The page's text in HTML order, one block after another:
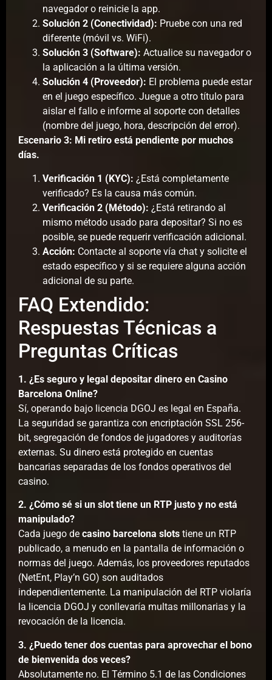
navegador o reinicie la app.
Solución 2 (Conectividad): Pruebe con una red
diferente (móvil vs. WiFi).
Solución 3 (Software): Actualice su navegador o
la aplicación a la última versión.
Solución 4 (Proveedor): El problema puede estar
en el juego específico. Juegue a otro título para
aislar el fallo e informe al soporte con detalles
(nombre del juego, hora, descripción del error).
Escenario 3: Mi retiro está pendiente por muchos
días.
Verificación 1 (KYC): ¿Está completamente
verificado? Es la causa más común.
Verificación 2 (Método): ¿Está retirando al
mismo método usado para depositar? Si no es
posible, se puede requerir verificación adicional.
Acción: Contacte al soporte vía chat y solicite el
estado específico y si se requiere alguna acción
adicional de su parte.
FAQ Extendido:
Respuestas Técnicas a
Preguntas Críticas
1. ¿Es seguro y legal depositar dinero en Casino
Barcelona Online?
Sí, operando bajo licencia DGOJ es legal en España.
La seguridad se garantiza con encriptación SSL 256-
bit, segregación de fondos de jugadores y auditorías
externas. Su dinero está protegido en cuentas
bancarias separadas de los fondos operativos del
casino.
2. ¿Cómo sé si un slot tiene un RTP justo y no está
manipulado?
Cada juego de casino barcelona slots tiene un RTP
publicado, a menudo en la pantalla de información o
normas del juego. Además, los proveedores reputados
(NetEnt, Play’n GO) son auditados
independientemente. La manipulación del RTP violaría
la licencia DGOJ y conllevaría multas millonarias y la
revocación de la licencia.
3. ¿Puedo tener dos cuentas para aprovechar el bono
de bienvenida dos veces?
Absolutamente no. El Término 5.1 de las Condiciones